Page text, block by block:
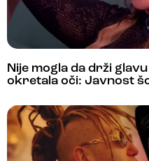
Nije mogla da drži
okretala oči: Javnost